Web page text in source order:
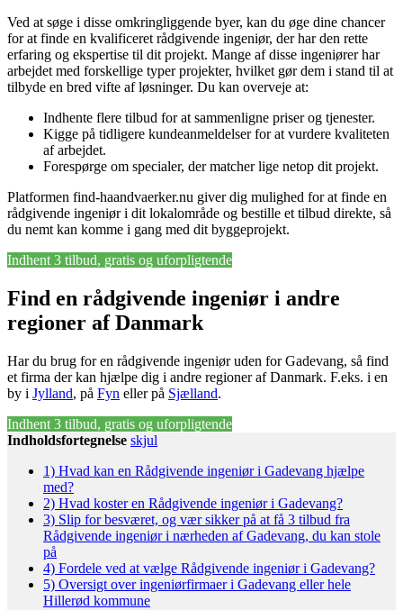
Ved at søge i disse omkringliggende byer, kan du øge dine chancer
for at finde en kvalificeret rådgivende ingeniør, der har den rette
erfaring og ekspertise til dit projekt. Mange af disse ingeniører har
arbejdet med forskellige typer projekter, hvilket gør dem i stand til at
tilbyde en bred vifte af løsninger. Du kan overveje at:
Indhente flere tilbud for at sammenligne priser og tjenester.
Kigge på tidligere kundeanmeldelser for at vurdere kvaliteten
af arbejdet.
Forespørge om specialer, der matcher lige netop dit projekt.
Platformen find-haandvaerker.nu giver dig mulighed for at finde en
rådgivende ingeniør i dit lokalområde og bestille et tilbud direkte, så
du nemt kan komme i gang med dit byggeprojekt.
Indhent 3 tilbud, gratis og uforpligtende
Find en rådgivende ingeniør i andre
regioner af Danmark
Har du brug for en rådgivende ingeniør uden for Gadevang, så find
et firma der kan hjælpe dig i andre regioner af Danmark. F.eks. i en
by i Jylland, på Fyn eller på Sjælland.
Indhent 3 tilbud, gratis og uforpligtende
Indholdsfortegnelse skjul
1) Hvad kan en Rådgivende ingeniør i Gadevang hjælpe
med?
2) Hvad koster en Rådgivende ingeniør i Gadevang?
3) Slip for besværet, og vær sikker på at få 3 tilbud fra
Rådgivende ingeniør i nærheden af Gadevang, du kan stole
på
4) Fordele ved at vælge Rådgivende ingeniør i Gadevang?
5) Oversigt over ingeniørfirmaer i Gadevang eller hele
Hillerød kommune